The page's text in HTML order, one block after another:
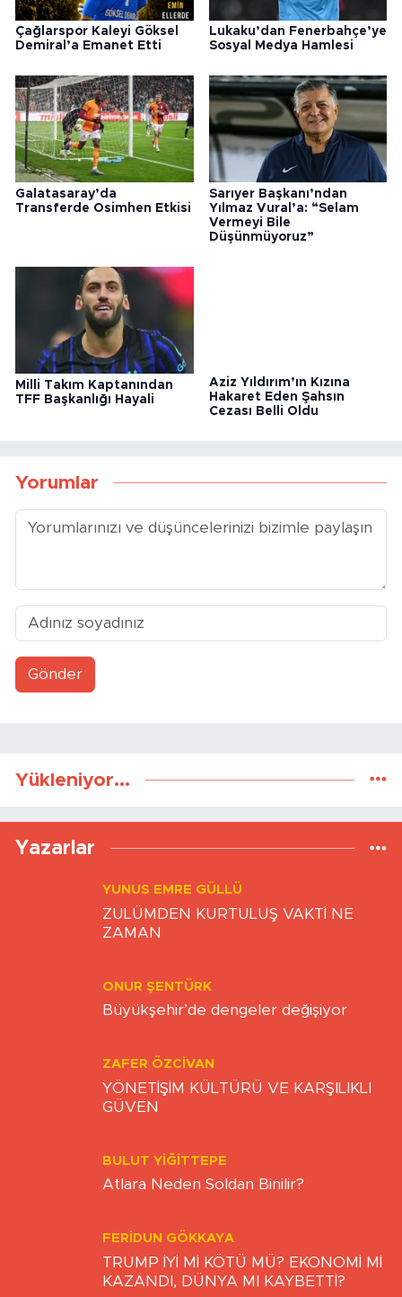
Çağlarspor Kaleyi Göksel
Demiral’a Emanet Etti
Lukaku’dan Fenerbahçe’ye
Sosyal Medya Hamlesi
Galatasaray’da
Transferde Osimhen Etkisi
Sarıyer Başkanı’ndan
Yılmaz Vural’a: “Selam
Vermeyi Bile
Düşünmüyoruz”
Milli Takım Kaptanından
TFF Başkanlığı Hayali
Aziz Yıldırım’ın Kızına
Hakaret Eden Şahsın
Cezası Belli Oldu
Yorumlar
Gönder
Yükleniyor...
Yazarlar
YUNUS EMRE GÜLLÜ
ZULÜMDEN KURTULUŞ VAKTİ NE
ZAMAN
ONUR ŞENTÜRK
Büyükşehir’de dengeler değişiyor
ZAFER ÖZCIVAN
YÖNETİŞİM KÜLTÜRÜ VE KARŞILIKLI
GÜVEN
BULUT YİĞİTTEPE
Atlara Neden Soldan Binilir?
FERIDUN GÖKKAYA
TRUMP İYİ Mİ KÖTÜ MÜ? EKONOMİ Mİ
KAZANDI, DÜNYA MI KAYBETTİ?